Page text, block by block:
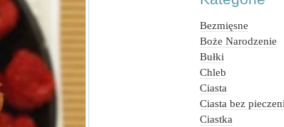
Bezmięsne
Boże Narodzenie
Bułki
Chleb
Ciasta
Ciasta bez
Ciastka